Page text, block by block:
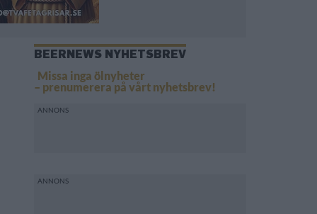
BEERNEWS NYHETSBREV
Missa inga ölnyheter
– prenumerera på vårt nyhetsbrev!